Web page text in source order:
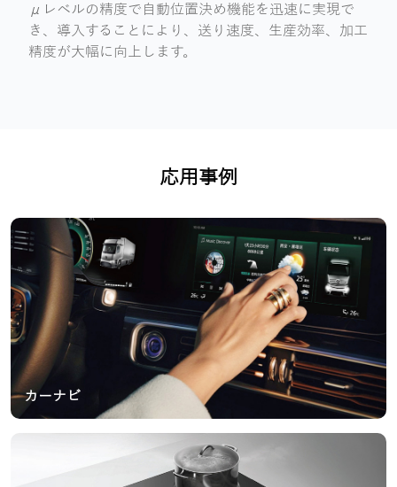
μレベルの精度で自動位置決め機能を迅速に実現で
き、導入することにより、送り速度、生産効率、加工
精度が大幅に向上します。
応用事例
カーナビ